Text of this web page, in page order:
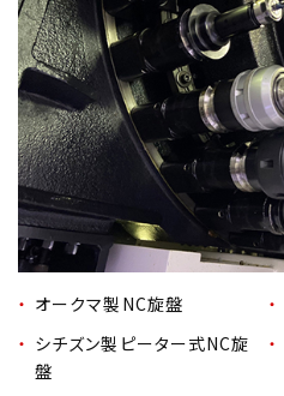
オークマ製NC旋盤
シチズン製ピーター式NC旋
盤